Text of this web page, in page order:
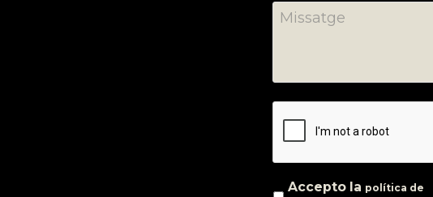
Accepto la política de